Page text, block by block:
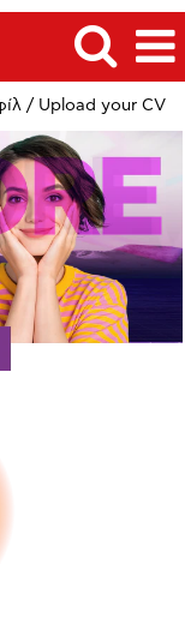
/ Upload your CV